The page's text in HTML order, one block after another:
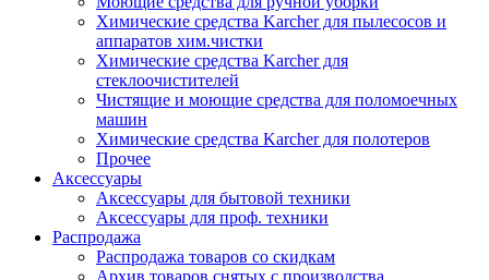
Химические средства Karcher для пылесосов и
аппаратов хим.чистки
Химические средства Karcher для
стеклоочистителей
Чистящие и моющие средства для поломоечных
машин
Химические средства Karcher для полотеров
Прочее
Аксессуары
Аксессуары для бытовой техники
Аксессуары для проф. техники
Распродажа
Распродажа товаров со скидкам
Архив товаров снятых с производства